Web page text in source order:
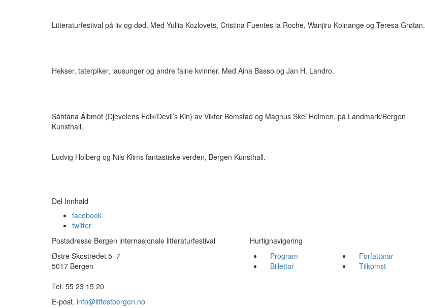
Litteraturfestival på liv og død. Med Yuliia Kozlovets, Cristina Fuentes la Roche, Wanjiru Koinange og Teresa Grøtan.
Hekser, taterpiker, lausunger og andre falne kvinner. Med Aina Basso og Jan H. Landro.
Sáhtána Álbmot (Djevelens Folk/Devil’s Kin) av Viktor Bomstad og Magnus Skei Holmen, på Landmark/Bergen
Kunsthall.
Ludvig Holberg og Nils Klims fantastiske verden, Bergen Kunsthall.
Del Innhald
facebook
twitter
Postadresse Bergen internasjonale litteraturfestival
Østre Skostredet 5–7
5017 Bergen
Tel. 55 23 15 20
E-post. info@litfestbergen.no
Hurtignavigering
Program
Forfattarar
Billettar
Tilkomst